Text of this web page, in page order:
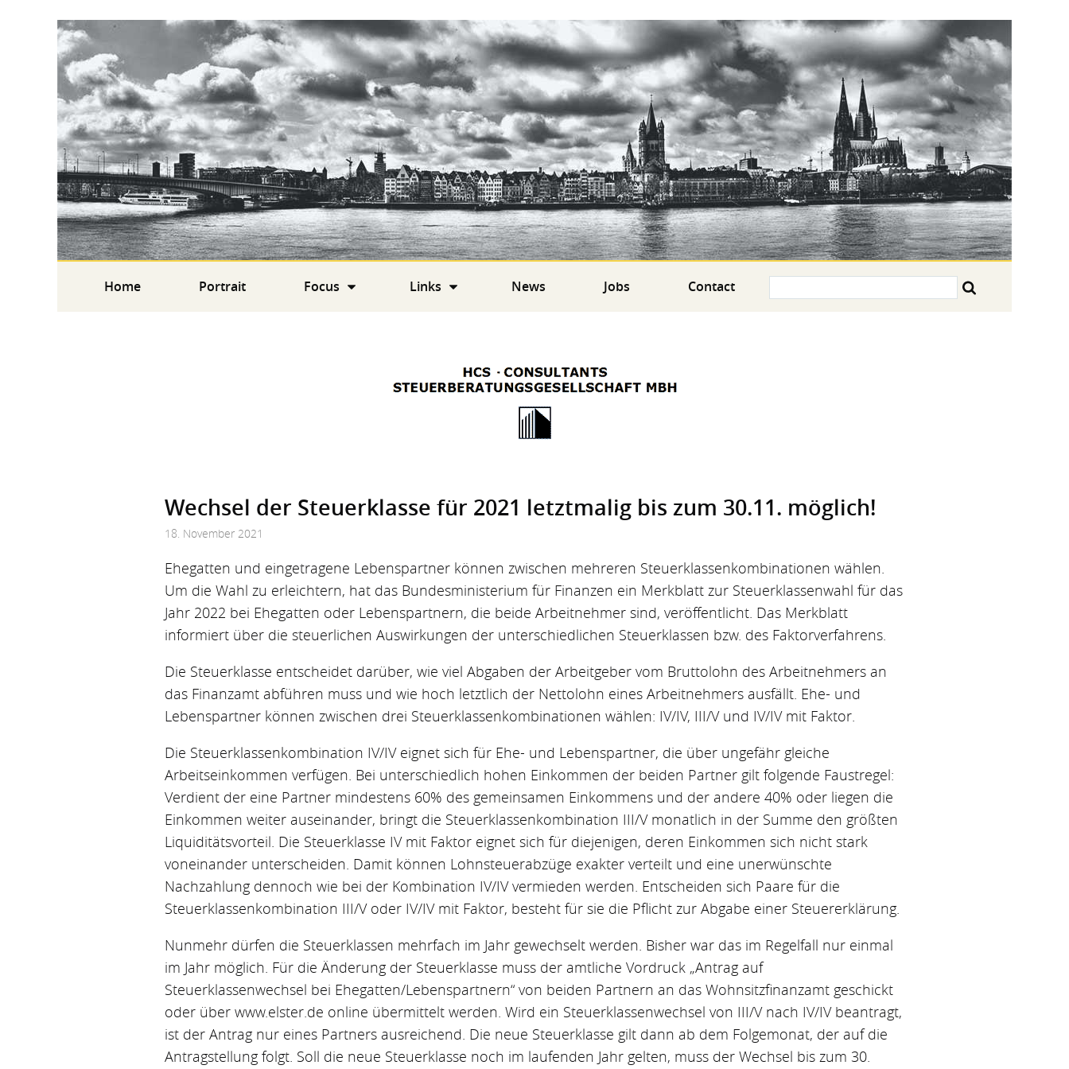
Home Portrait Focus Links News Jobs Contact
Wechsel der Steuerklasse für 2021 letztmalig bis zum 30.11. möglich!
18. November 2021
Ehegatten und eingetragene Lebenspartner können zwischen mehreren Steuerklassenkombinationen wählen.
Um die Wahl zu erleichtern, hat das Bundesministerium für Finanzen ein Merkblatt zur Steuerklassenwahl für das
Jahr 2022 bei Ehegatten oder Lebenspartnern, die beide Arbeitnehmer sind, veröffentlicht. Das Merkblatt
informiert über die steuerlichen Auswirkungen der unterschiedlichen Steuerklassen bzw. des Faktorverfahrens.
Die Steuerklasse entscheidet darüber, wie viel Abgaben der Arbeitgeber vom Bruttolohn des Arbeitnehmers an
das Finanzamt abführen muss und wie hoch letztlich der Nettolohn eines Arbeitnehmers ausfällt. Ehe- und
Lebenspartner können zwischen drei Steuerklassenkombinationen wählen: IV/IV, III/V und IV/IV mit Faktor.
Die Steuerklassenkombination IV/IV eignet sich für Ehe- und Lebenspartner, die über ungefähr gleiche
Arbeitseinkommen verfügen. Bei unterschiedlich hohen Einkommen der beiden Partner gilt folgende Faustregel:
Verdient der eine Partner mindestens 60% des gemeinsamen Einkommens und der andere 40% oder liegen die
Einkommen weiter auseinander, bringt die Steuerklassenkombination III/V monatlich in der Summe den größten
Liquiditätsvorteil. Die Steuerklasse IV mit Faktor eignet sich für diejenigen, deren Einkommen sich nicht stark
voneinander unterscheiden. Damit können Lohnsteuerabzüge exakter verteilt und eine unerwünschte
Nachzahlung dennoch wie bei der Kombination IV/IV vermieden werden. Entscheiden sich Paare für die
Steuerklassenkombination III/V oder IV/IV mit Faktor, besteht für sie die Pflicht zur Abgabe einer Steuererklärung.
Nunmehr dürfen die Steuerklassen mehrfach im Jahr gewechselt werden. Bisher war das im Regelfall nur einmal
im Jahr möglich. Für die Änderung der Steuerklasse muss der amtliche Vordruck „Antrag auf
Steuerklassenwechsel bei Ehegatten/Lebenspartnern“ von beiden Partnern an das Wohnsitzfinanzamt geschickt
oder über www.elster.de online übermittelt werden. Wird ein Steuerklassenwechsel von III/V nach IV/IV beantragt,
ist der Antrag nur eines Partners ausreichend. Die neue Steuerklasse gilt dann ab dem Folgemonat, der auf die
Antragstellung folgt. Soll die neue Steuerklasse noch im laufenden Jahr gelten, muss der Wechsel bis zum 30.